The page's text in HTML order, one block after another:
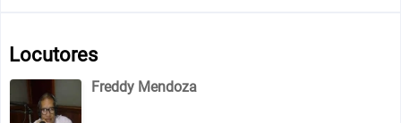
Locutores
Freddy Mendoza